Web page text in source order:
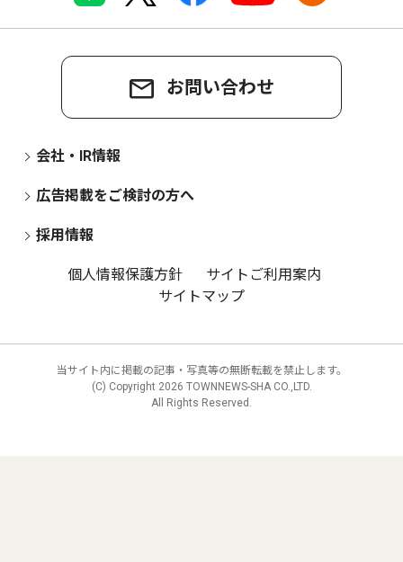
お問い合わせ
会社・IR情報
広告掲載をご検討の方へ
採用情報
個人情報保護方針
サイトご利用案内
サイトマップ
当サイト内に掲載の記事・写真等の無断転載を禁止します。
(C) Copyright 2026 TOWNNEWS-SHA CO.,LTD.
All Rights Reserved.